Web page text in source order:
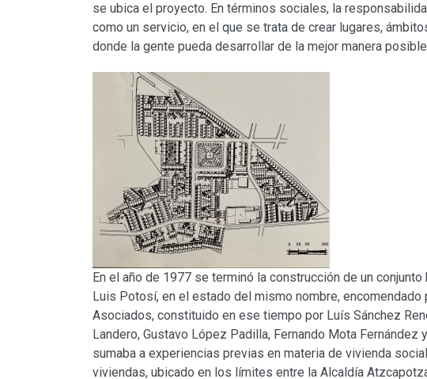
se ubica el proyecto. En términos sociales, la
como un servicio, en el que se trata de crear lugares,
donde la gente pueda desarrollar de la mejor manera
En el año de 1977 se terminó la construcción de un
Luis Potosí, en el estado del mismo nombre,
Asociados, constituido en ese tiempo por Luís Sánchez
Landero, Gustavo López Padilla, Fernando Mota
sumaba a experiencias previas en materia de vivienda
viviendas, ubicado en los límites entre la Alcaldía